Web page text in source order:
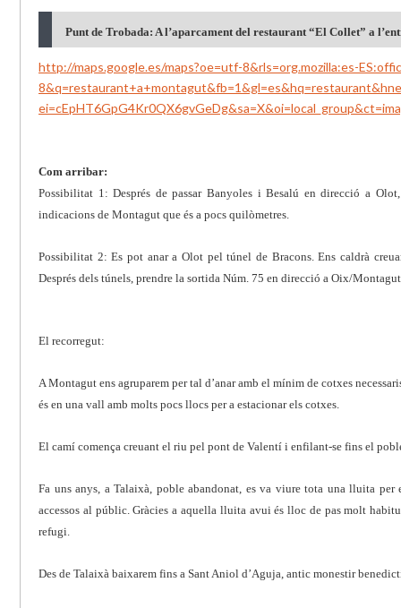
Punt de Trobada: A l’aparcament del restaurant “El Collet” a
http://maps.google.es/maps?oe=utf-8&rls=org.mozilla:es-
Com arribar:
Possibilitat 1: Després de passar Banyoles i Besalú en direcció a
indicacions de Montagut que és a pocs quilòmetres.
Possibilitat 2: Es pot anar a Olot pel túnel de Bracons. Ens caldrà
Després dels túnels, prendre la sortida Núm. 75 en direcció a Oix/
El recorregut:
A Montagut ens agruparem per tal d’anar amb el mínim de cotxes
és en una vall amb molts pocs llocs per a estacionar els cotxes.
El camí comença creuant el riu pel pont de Valentí i enfilant-se fins el
Fa uns anys, a Talaixà, poble abandonat, es va viure tota una lluita
accessos al públic. Gràcies a aquella lluita avui és lloc de pas molt
refugi.
Des de Talaixà baixarem fins a Sant Aniol d’Aguja, antic monestir